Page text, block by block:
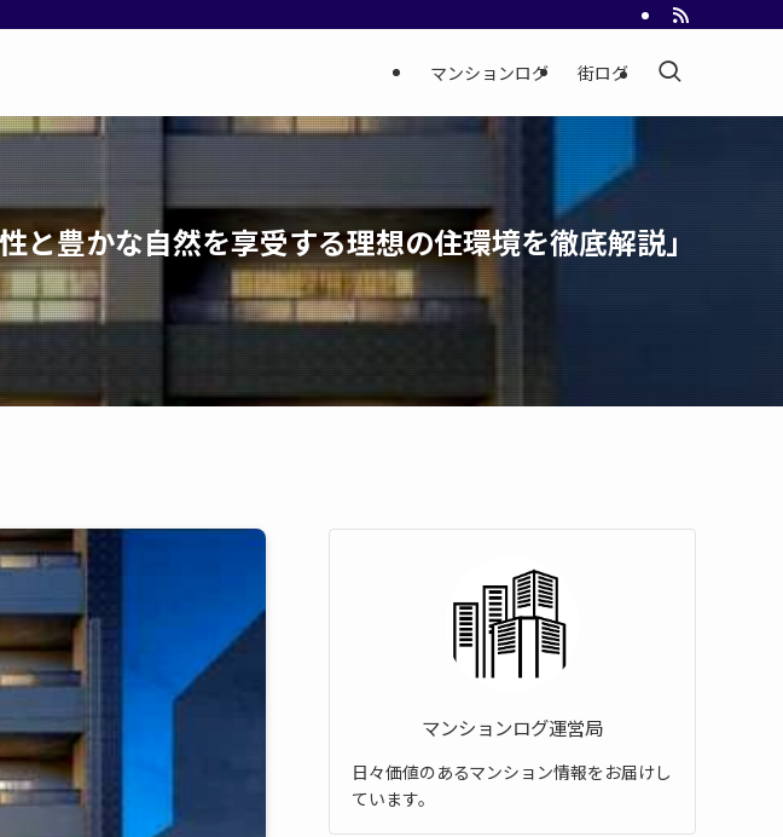
マンションログ 街ログ
と豊かな自然を享受する理想の住環境を徹底解説」
マンションログ運営局
日々価値のあるマンション情報をお届けし
ています。